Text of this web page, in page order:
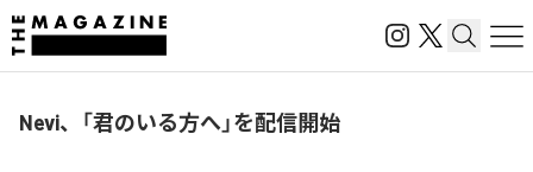
Nevi、「君のいる方へ」を配信開始